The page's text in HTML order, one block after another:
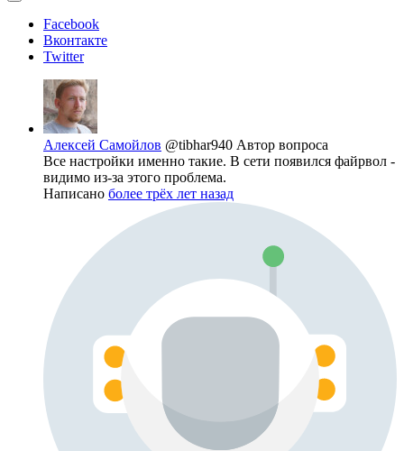
Facebook
Вконтакте
Twitter
Алексей Самойлов @tibhar940 Автор вопроса
Все настройки именно такие. В сети появился файрвол -
видимо из-за этого проблема.
Написано более трёх лет назад